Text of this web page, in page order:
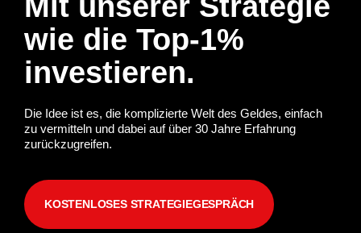
wie die Top-1%
investieren.
Die Idee ist es, die komplizierte Welt des Geldes, einfach
zu vermitteln und dabei auf über 30 Jahre Erfahrung
zurückzugreifen.
KOSTENLOSES STRATEGIEGESPRÄCH